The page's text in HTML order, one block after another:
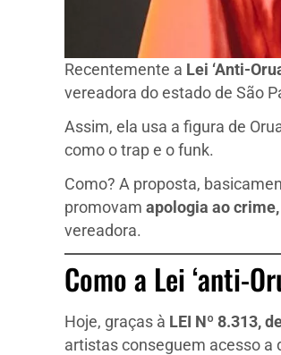
Recentemente a Lei ‘Anti-
vereadora do estado de São
Assim, ela usa a figura de
como o trap e o funk.
Como? A proposta,
promovam apologia ao
vereadora.
Como a Lei ‘anti-
Hoje, graças à LEI Nº 8.313,
artistas conseguem acesso a